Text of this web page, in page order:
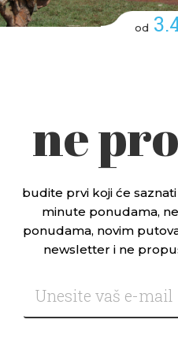
od
ne
budite prvi koji će
minute ponudama,
ponudama, novim
newsletter i ne